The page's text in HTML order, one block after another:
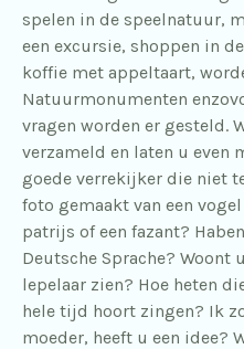
spelen in de speelnatuur,
een excursie, shoppen in
koffie met appeltaart,
Natuurmonumenten
vragen worden er gesteld.
verzameld en laten u even
goede verrekijker die niet
foto gemaakt van een
patrijs of een fazant?
Deutsche Sprache? Woont
lepelaar zien? Hoe heten
hele tijd hoort zingen? Ik
moeder, heeft u een idee?